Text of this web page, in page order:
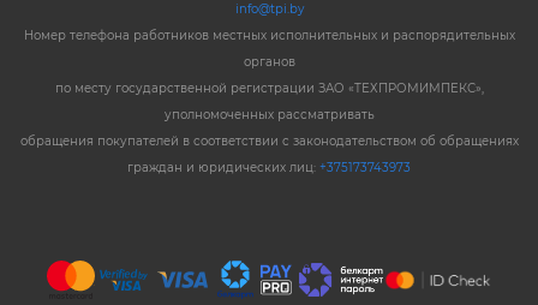
info@tpi.by
Номер телефона работников местных исполнительных и распорядительных
органов
по месту государственной регистрации ЗАО «ТЕХПРОМИМПЕКС»,
уполномоченных рассматривать
обращения покупателей в соответствии с законодательством об обращениях
граждан и юридических лиц: +375173743973